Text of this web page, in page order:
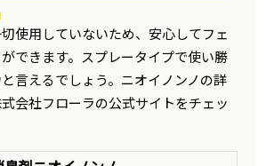
使用していないため、安心してフェ
できます。スプレータイプで使い勝
言えるでしょう。ニオイノンノの詳
会社フローラの公式サイトをチェッ